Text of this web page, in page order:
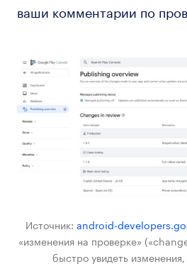
ваши комментарии по
Источник: android-
«изменения на проверке»
быстро увидеть